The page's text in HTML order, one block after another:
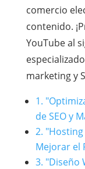
comercio
contenido.
YouTube al
marketing y
1.
de SEO y
2.
Mejorar el
3. "Diseño